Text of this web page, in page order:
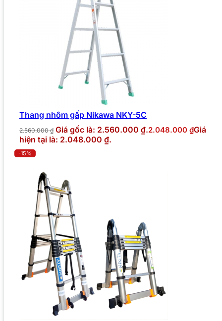
Thang nhôm gấp Nikawa NKY-5C
2.560.000₫ Giá gốc là: 2.560.000 ₫.2.048.000 ₫Giá
hiện tại là: 2.048.000 ₫.
-15%